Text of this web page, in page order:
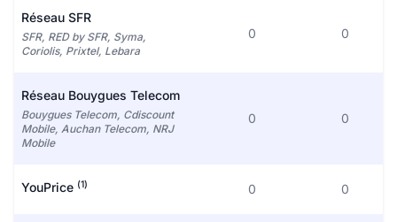
Réseau SFR
SFR, RED by SFR, Syma,
Coriolis, Prixtel, Lebara
0 0
Réseau Bouygues Telecom
Bouygues Telecom, Cdiscount
Mobile, Auchan Telecom, NRJ
Mobile
0 0
YouPrice (1) 0 0